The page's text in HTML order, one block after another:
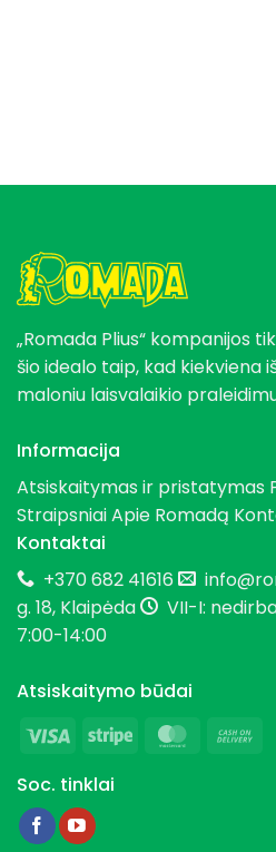
„Romada Plius“ kompanijos
šio idealo taip, kad kiekviena
maloniu laisvalaikio
Informacija
Atsiskaitymas ir pristatymas
StraipsniaiApie Romadą
Kontaktai
+370 682 41616
g. 18, Klaipėda
VII-I:
7:00-14:00
Atsiskaitymo būdai
Visa
Stripe
Soc. tinklai